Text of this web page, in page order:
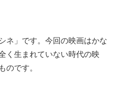
ネ」です。今回の映画はかな
く生まれていない時代の映
のです。